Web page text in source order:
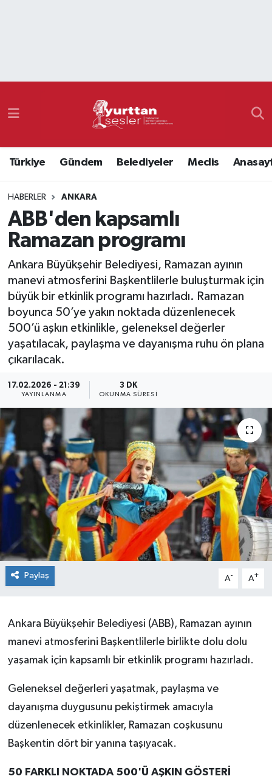
Türkiye Gündem Belediyeler Meclis
HABERLER ANKARA
ABB'den kapsamlı
Ramazan programı
Ankara Büyükşehir Belediyesi, Ramazan ayının
manevi atmosferini Başkentlilerle buluşturmak için
büyük bir etkinlik programı hazırladı. Ramazan
boyunca 50’ye yakın noktada düzenlenecek
500’ü aşkın etkinlikle, geleneksel değerler
yaşatılacak, paylaşma ve dayanışma ruhu ön plana
çıkarılacak.
17.02.2026 - 21:39
YAYINLANMA
3 DK
OKUNMA SÜRESI
Paylaş A- A+
Ankara Büyükşehir Belediyesi (ABB), Ramazan ayının
manevi atmosferini Başkentlilerle birlikte dolu dolu
yaşamak için kapsamlı bir etkinlik programı hazırladı.
Geleneksel değerleri yaşatmak, paylaşma ve
dayanışma duygusunu pekiştirmek amacıyla
düzenlenecek etkinlikler, Ramazan coşkusunu
Başkentin dört bir yanına taşıyacak.
50 FARKLI NOKTADA 500'Ü AŞKIN GÖSTERİ
Namaz Vakitleri
Süper Lig Puan Durumu ve Fikstür
Tüm Manşetler
Son Dakika Haberleri
Haber Arşivi